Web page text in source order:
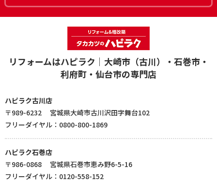
リフォームはハピラク｜大崎市（古川）・石巻市・
利府町・仙台市の専門店
ハピラク古川店
〒989-6232 宮城県大崎市古川沢田字舞台102
フリーダイヤル：0800-800-1869
ハピラク石巻店
〒986-0868 宮城県石巻市恵み野6-5-16
フリーダイヤル：0120-558-152